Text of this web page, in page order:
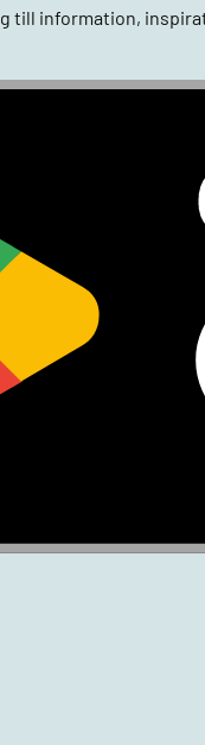
till information,